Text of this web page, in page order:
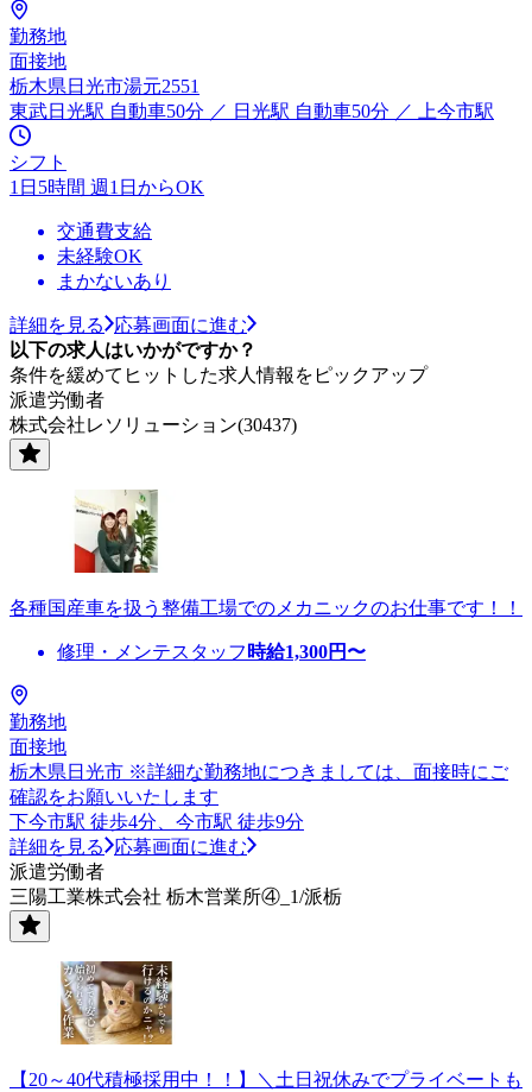
勤務地
面接地
栃木県日光市湯元2551
東武日光駅 自動車50分 ／ 日光駅 自動車50分 ／ 上今市駅
シフト
1日5時間 週1日からOK
交通費支給
未経験OK
まかないあり
詳細を見る
応募画面に進む
以下の求人はいかがですか？
条件を緩めてヒットした求人情報をピックアップ
派遣労働者
株式会社レソリューション(30437)
各種国産車を扱う整備工場でのメカニックのお仕事です！！
修理・メンテスタッフ 時給1,300円〜
勤務地
面接地
栃木県日光市 ※詳細な勤務地につきましては、面接時にご
確認をお願いいたします
下今市駅 徒歩4分、今市駅 徒歩9分
詳細を見る
応募画面に進む
派遣労働者
三陽工業株式会社 栃木営業所④_1/派栃
【20～40代積極採用中！！】＼土日祝休みでプライベートも